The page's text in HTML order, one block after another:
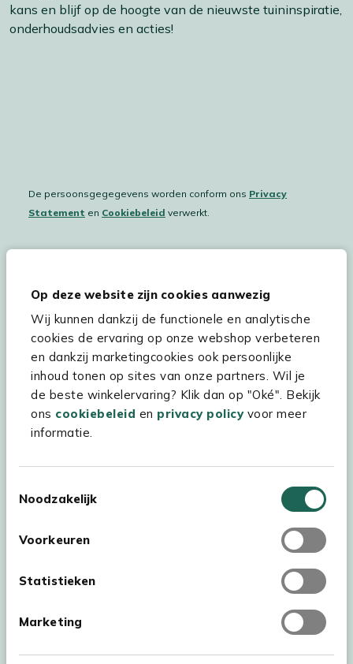
Op deze website zijn cookies aanwezig
Wij kunnen dankzij de functionele en analytische
cookies de ervaring op onze webshop verbeteren
en dankzij marketingcookies ook persoonlijke
inhoud tonen op sites van onze partners. Wil je
de beste winkelervaring? Klik dan op "Oké". Bekijk
ons cookiebeleid en privacy policyvoor meer
informatie.
Noodzakelijk
Voorkeuren
Statistieken
Marketing
kans en blijf op de hoogte van de nieuwste tuininspiratie,
onderhoudsadvies en acties!
De persoonsgegegevens worden conform ons Privacy
Statement en Cookiebeleid verwerkt.
Hulp & service
Assortiment
Kees Smit Tuinmeubelen
Experience Stores XXL